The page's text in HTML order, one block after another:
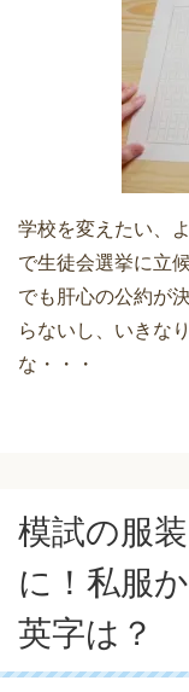
学校を変えたい、
で生徒会選挙に立
でも肝心の公約が
らないし、いきな
な・・・
模試の服
に！私服
英字は？